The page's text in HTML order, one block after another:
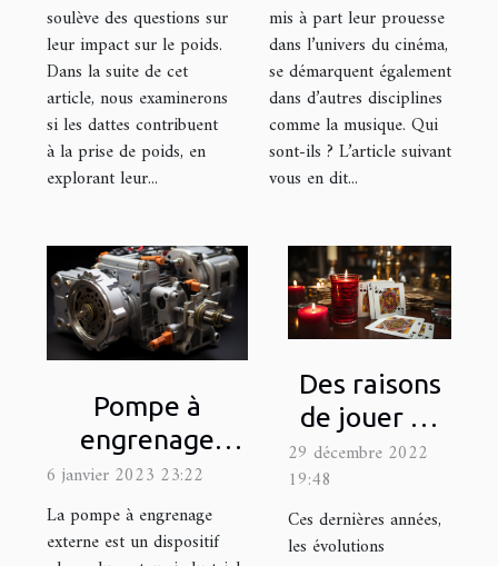
soulève des questions sur
leur impact sur le poids.
Dans la suite de cet
article, nous examinerons
si les dattes contribuent
à la prise de poids, en
explorant leur...
mis à part leur prouesse
dans l’univers du cinéma,
se démarquent également
dans d’autres disciplines
comme la musique. Qui
sont-ils ? L’article suivant
vous en dit...
Pompe à
engrenage
externe : quel
est son
fonctionnement
6 janvier 2023 23:22
La pompe à engrenage
externe est un dispositif
Des raisons
de jouer au
blackjack
29 décembre 2022
19:48
Ces dernières années,
les évolutions